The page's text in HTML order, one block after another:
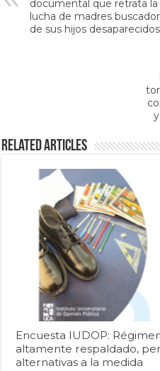
documental que retrata la
lucha de madres
de sus hijos desaparecidos
Related Articles
Encuesta IUDOP:
altamente respaldado,
alternativas a la medida